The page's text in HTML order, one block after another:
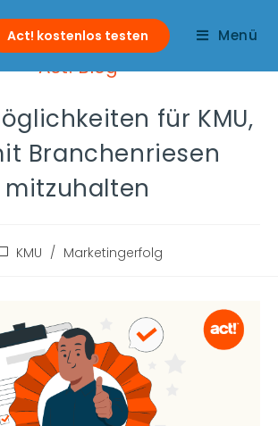
Menü
Act! kostenlos testen
Act! Blog
für KMU,
Branchenriesen
mitzuhalten
KMU / Marketingerfolg